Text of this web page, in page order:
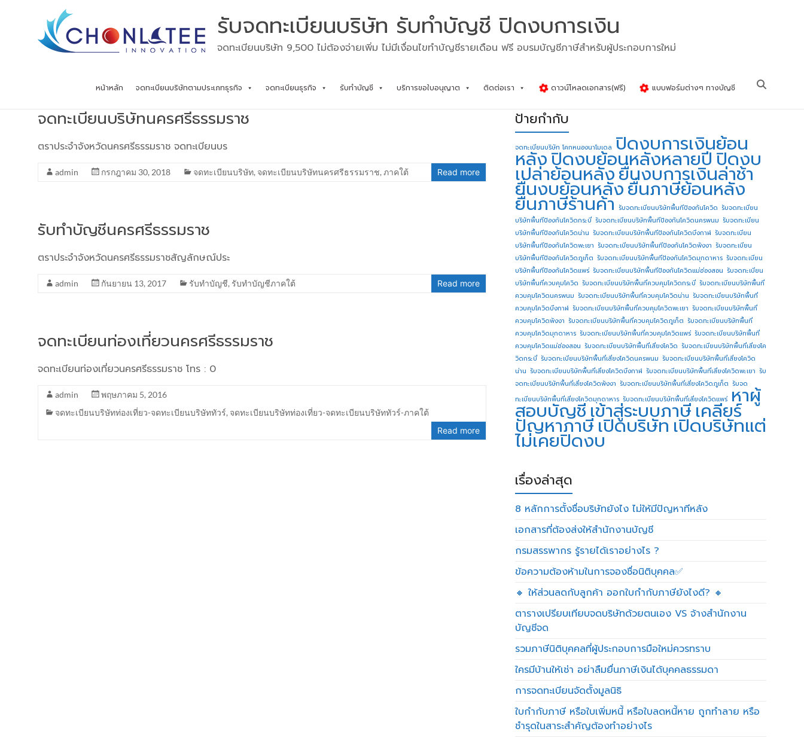
รับจดทะเบียนบริษัท รับทำบัญชี ปิดงบการเงิน
จดทะเบียนบริษัท 9,500 ไม่ต้องจ่ายเพิ่ม ไม่มีเงื่อนไขทำบัญชีรายเดือน ฟรี อบรมบัญชีภาษีสำหรับผู้ประกอบการใหม่
หน้าหลัก จดทะเบียนบริษัทตามประเภทธุรกิจ จดทะเบียนธุรกิจ รับทำบัญชี บริการขอใบอนุญาต ติดต่อเรา ดาวน์โหลดเอกสาร(ฟรี) แบบฟอร์มต่างๆ ทางบัญชี
จดทะเบียนบริษัทนครศรีธรรมราช
ตราประจำจังหวัดนครศรีธรรมราช จดทะเบียนบร
admin กรกฎาคม 30, 2018 จดทะเบียนบริษัท, จดทะเบียนบริษัทนครศรีธรรมราช, ภาคใต้ Read more
รับทำบัญชีนครศรีธรรมราช
ตราประจำจังหวัดนครศรีธรรมราชสัญลักษณ์ประ
admin กันยายน 13, 2017 รับทำบัญชี, รับทำบัญชีภาคใต้ Read more
จดทะเบียนท่องเที่ยวนครศรีธรรมราช
จดทะเบียนท่องเที่ยวนครศรีธรรมราช โทร : 0
admin
พฤษภาคม 5, 2016
จดทะเบียนบริษัทท่องเที่ยว-จดทะเบียนบริษัททัวร์, จดทะเบียนบริษัทท่องเที่ยว-จดทะเบียนบริษัททัวร์-ภาคใต้
Read more
ป้ายกำกับ
จดทะเบียนบริษัท โคกหนองนาโมเดล ปิดงบการเงินย้อน
หลังปิดงบย้อนหลังหลายปี ปิดงบ
เปล่าย้อนหลังยื่นงบการเงินล่าช้า
ยื่นงบย้อนหลังยื่นภาษีย้อนหลัง
ยื่นภาษีร้านค้า รับจดทะเบียนบริษัทพื้นทีป้องกันโควิด รับจดทะเบียน
บริษัทพื้นทีป้องกันโควิดกระบี่ รับจดทะเบียนบริษัทพื้นทีป้องกันโควิดนครพนม รับจดทะเบียน
บริษัทพื้นทีป้องกันโควิดน่าน รับจดทะเบียนบริษัทพื้นทีป้องกันโควิดบึงกาฬ รับจดทะเบียน
บริษัทพื้นทีป้องกันโควิดพะเยา รับจดทะเบียนบริษัทพื้นทีป้องกันโควิดพังงา รับจดทะเบียน
บริษัทพื้นทีป้องกันโควิดภูเก็ต รับจดทะเบียนบริษัทพื้นทีป้องกันโควิดมุกดาหาร รับจดทะเบียน
บริษัทพื้นทีป้องกันโควิดแพร่ รับจดทะเบียนบริษัทพื้นทีป้องกันโควิดแม่ฮ่องสอน รับจดทะเบียน
บริษัทพื้นที่ควบคุมโควิด รับจดทะเบียนบริษัทพื้นที่ควบคุมโควิดกระบี่ รับจดทะเบียนบริษัทพื้นที่
ควบคุมโควิดนครพนม รับจดทะเบียนบริษัทพื้นที่ควบคุมโควิดน่าน รับจดทะเบียนบริษัทพื้นที่
ควบคุมโควิดบึงกาฬ รับจดทะเบียนบริษัทพื้นที่ควบคุมโควิดพะเยา รับจดทะเบียนบริษัทพื้นที่
ควบคุมโควิดพังงา รับจดทะเบียนบริษัทพื้นที่ควบคุมโควิดภูเก็ต รับจดทะเบียนบริษัทพื้นที่
ควบคุมโควิดมุกดาหาร รับจดทะเบียนบริษัทพื้นที่ควบคุมโควิดแพร่ รับจดทะเบียนบริษัทพื้นที่
ควบคุมโควิดแม่ฮ่องสอน รับจดทะเบียนบริษัทพื้นที่เสี่ยงโควิด รับจดทะเบียนบริษัทพื้นที่เสี่ยงโค
วิดกระบี่ รับจดทะเบียนบริษัทพื้นที่เสี่ยงโควิดนครพนม รับจดทะเบียนบริษัทพื้นที่เสี่ยงโควิด
น่าน รับจดทะเบียนบริษัทพื้นที่เสี่ยงโควิดบึงกาฬ รับจดทะเบียนบริษัทพื้นที่เสี่ยงโควิดพะเยา รับ
จดทะเบียนบริษัทพื้นที่เสี่ยงโควิดพังงา รับจดทะเบียนบริษัทพื้นที่เสี่ยงโควิดภูเก็ต รับจด
ทะเบียนบริษัทพื้นที่เสี่ยงโควิดมุกดาหาร รับจดทะเบียนบริษัทพื้นที่เสี่ยงโควิดแพร่ หาผู้
สอบบัญชี เข้าสู่ระบบภาษี เคลียร์
ปัญหาภาษีเปิดบริษัทเปิดบริษัทแต่
ไม่เคยปิดงบ
เรื่องล่าสุด
8 หลักการตั้งชื่อบริษัทยังไง ไม่ให้มีปัญหาทีหลัง
เอกสารที่ต้องส่งให้สำนักงานบัญชี
กรมสรรพากร รู้รายได้เราอย่างไร ?
ข้อความต้องห้ามในการจองชื่อนิติบุคคล✅
🔸 ให้ส่วนลดกับลูกค้า ออกใบกำกับภาษียังไงดี? 🔸
ตารางเปรียบเทียบจดบริษัทด้วยตนเอง VS จ้างสำนักงาน
บัญชีจด
รวมภาษีนิติบุคคลที่ผู้ประกอบการมือใหม่ควรทราบ
ใครมีบ้านให้เช่า อย่าลืมยื่นภาษีเงินได้บุคคลธรรมดา
การจดทะเบียนจัดตั้งมูลนิธิ
ใบกำกับภาษี หรือใบเพิ่มหนี้ หรือใบลดหนี้หาย ถูกทำลาย หรือ
ชำรุดในสาระสำคัญต้องทำอย่างไร